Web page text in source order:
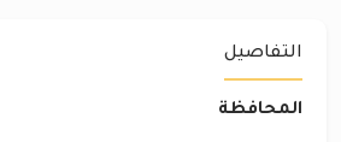
التفاصيل
المحافظة